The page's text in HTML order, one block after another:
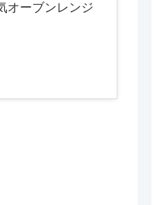
オーブンレンジ